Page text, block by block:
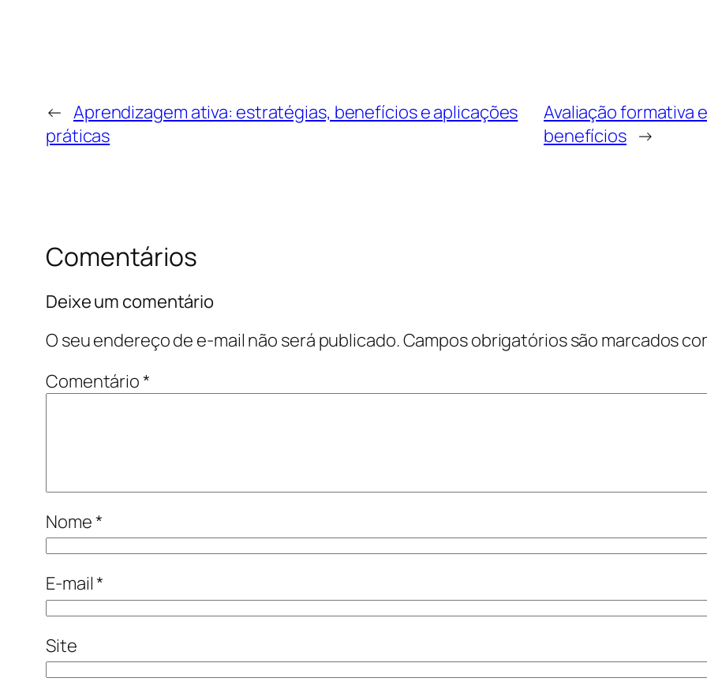
← Aprendizagem ativa: estratégias, benefícios e aplicações
práticas
Avaliação formativa
benefícios →
Comentários
Deixe um comentário
O seu endereço de e-mail não será publicado.Campos obrigatórios são marcados
Comentário*
Nome*
E-mail*
Site